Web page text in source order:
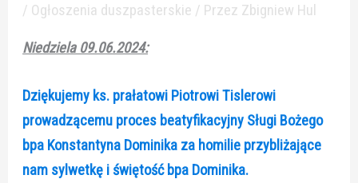
/ Ogłoszenia duszpasterskie / Przez Zbigniew Hul
Niedziela 09.06.2024:
Dziękujemy ks. prałatowi Piotrowi Tislerowi
prowadzącemu proces beatyfikacyjny Sługi Bożego
bpa Konstantyna Dominika za homilie przybliżające
nam sylwetkę i świętość bpa Dominika.